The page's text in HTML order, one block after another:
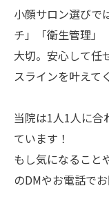
小顔サロン選びで
チ」「衛生管理」
大切。安心して任
スラインを叶えて
当院は1人1人に合
ています！
もし気になること
のDMやお電話で